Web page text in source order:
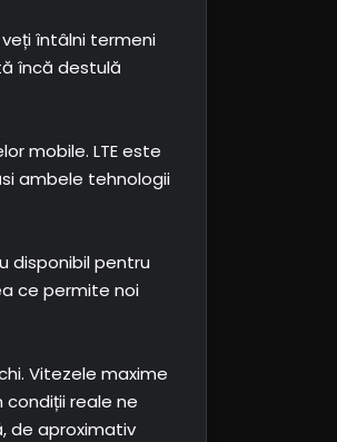
întâlni termeni
încă destulă
mobile. LTE este
ambele tehnologii
disponibil pentru
ce permite noi
Vitezele maxime
reale ne
de aproximativ